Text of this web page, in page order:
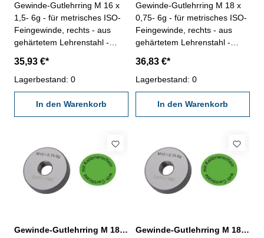
Gewinde-Gutlehrring M 16 x
1,5- 6g - für metrisches ISO-
Feingewinde, rechts - aus
gehärtetem Lehrenstahl -
Kalibrierschein nach
VDI/VDE/DGQ 2618/4.8
Abmessung: M 16 x 1,5
35,93 €*
Lagerbestand: 0
In den Warenkorb
Gewinde-Gutlehrring M 18 x
0,75- 6g - für metrisches ISO-
Feingewinde, rechts - aus
gehärtetem Lehrenstahl -
Kalibrierschein nach
VDI/VDE/DGQ 2618/4.8
Abmessung: M 18 x 0,75
36,83 €*
Lagerbestand: 0
In den Warenkorb
Gewinde-Gutlehrring M 18 x 1- 6g DIN 13
Gewinde-Gutlehrring M 18 x 1,5- 6g DIN 13